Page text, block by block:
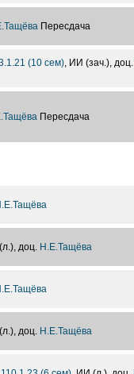
Пересдача
(10 сем), ИИ (зач.), доц.
Пересдача
доц. Н.Е.Тащёва
доц. Н.Е.Тащёва